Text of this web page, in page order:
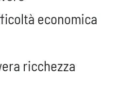
economica
ricchezza